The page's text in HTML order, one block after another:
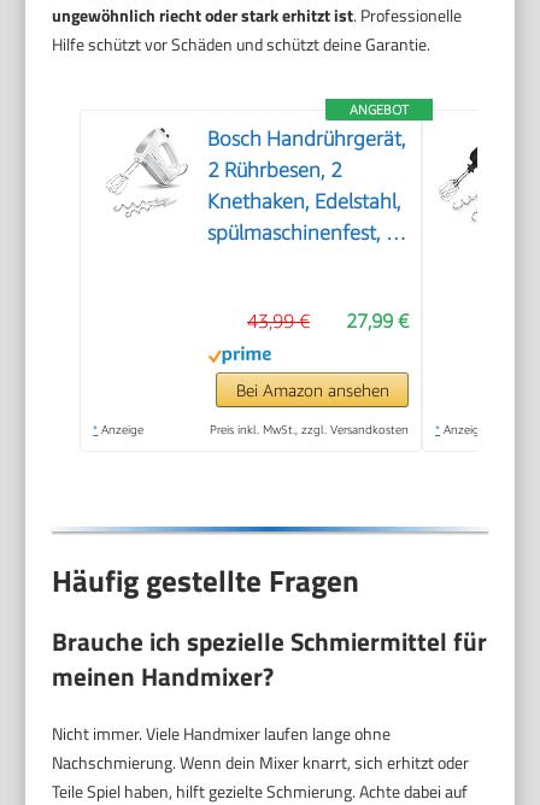
ungewöhnlich riecht oder stark erhitzt ist. Professionelle
Hilfe schützt vor Schäden und schützt deine Garantie.
ANGEBOT
Bosch Handrührgerät,
2 Rührbesen, 2
Knethaken, Edelstahl,
spülmaschinenfest, 4
weiß, CleverMixx
MFQ24200
27,99 €
43,99 €
Bei Amazon ansehen
* Anzeige Preis inkl. MwSt., zzgl. Versandkosten * Anzeige
Häufig gestellte Fragen
Brauche ich spezielle Schmiermittel für
meinen Handmixer?
Nicht immer. Viele Handmixer laufen lange ohne
Nachschmierung. Wenn dein Mixer knarrt, sich erhitzt oder
Teile Spiel haben, hilft gezielte Schmierung. Achte dabei auf